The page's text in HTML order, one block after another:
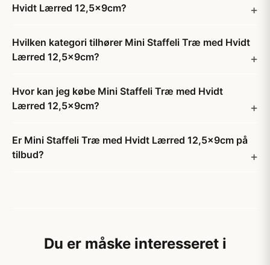
Hvidt Lærred 12,5x9cm?
Hvilken kategori tilhører Mini Staffeli Træ med Hvidt
Lærred 12,5x9cm?
Hvor kan jeg købe Mini Staffeli Træ med Hvidt
Lærred 12,5x9cm?
Er Mini Staffeli Træ med Hvidt Lærred 12,5x9cm på
tilbud?
Du er måske interesseret i